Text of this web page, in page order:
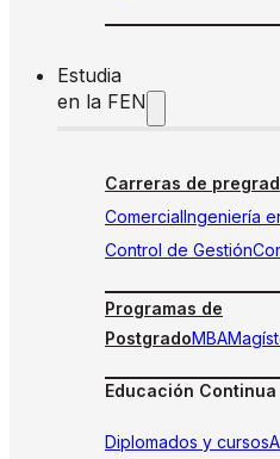
Estudia
en la FEN
Carreras de
ComercialIngeniería
Control de Gestión
Programas de
PostgradoMBA
Educación Continua
Diplomados y cursos